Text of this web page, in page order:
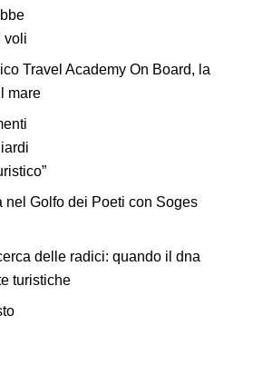
voli
Travel Academy On Board, la
mare
nel Golfo dei Poeti con Soges
delle radici: quando il dna
turistiche